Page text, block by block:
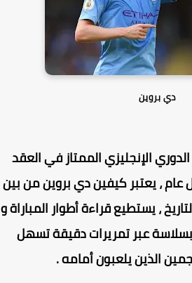
دي بروين
الإنجليزي الممتاز في العقد
، يعتبر كيفين دي بروين من بين
، يستطيع قراءة أطوار المباراة و
عبر تمريرات دقيقة تسهل
الذين يلعبون أمامه .